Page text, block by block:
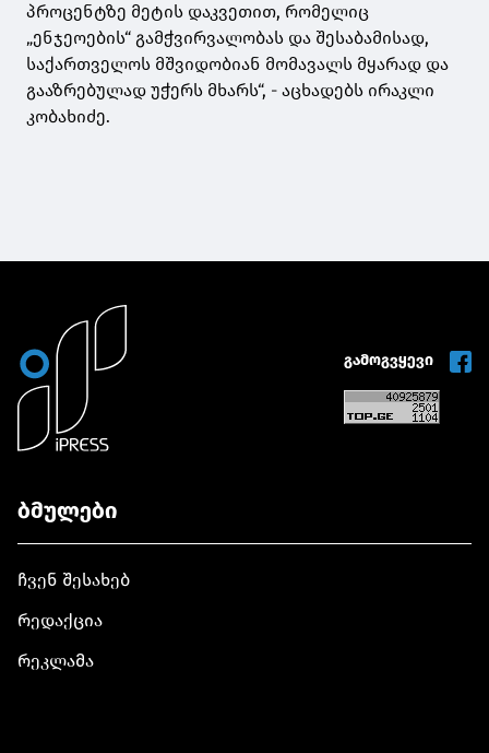
პროცენტზე მეტის დაკვეთით, რომელიც
„ენჯეოების“ გამჭვირვალობას და შესაბამისად,
საქართველოს მშვიდობიან მომავალს მყარად და
გააზრებულად უჭერს მხარს“, - აცხადებს ირაკლი
კობახიძე.
გამოგვყევი
ბმულები
ჩვენ შესახებ
რედაქცია
რეკლამა